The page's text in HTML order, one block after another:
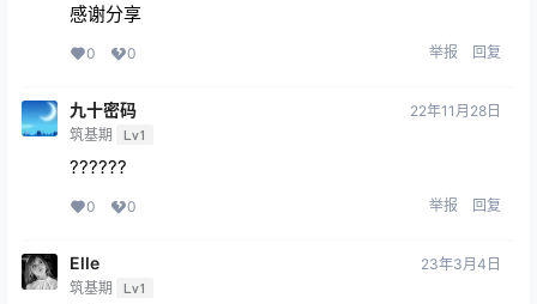
感谢分享
0 0 举报 回复
九十密码
筑基期 Lv1
22年11月28日
??????
0 0 举报 回复
Elle
筑基期 Lv1
23年3月4日